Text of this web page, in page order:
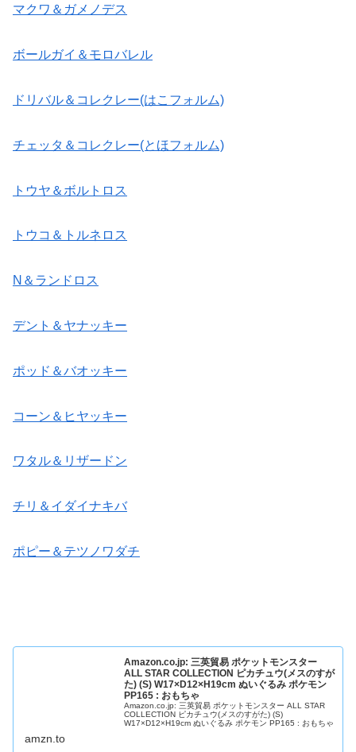
マクワ＆ガメノデス
ボールガイ＆モロバレル
ドリバル＆コレクレー(はこフォルム)
チェッタ＆コレクレー(とほフォルム)
トウヤ＆ボルトロス
トウコ＆トルネロス
N＆ランドロス
デント＆ヤナッキー
ポッド＆バオッキー
コーン＆ヒヤッキー
ワタル＆リザードン
チリ＆イダイナキバ
ポピー＆テツノワダチ
Amazon.co.jp: 三英貿易 ポケットモンスター
ALL STAR COLLECTION ピカチュウ(メスのすが
た) (S) W17×D12×H19cm ぬいぐるみ ポケモン
PP165 : おもちゃ
Amazon.co.jp: 三英貿易 ポケットモンスター ALL STAR
COLLECTION ピカチュウ(メスのすがた) (S)
W17×D12×H19cm ぬいぐるみ ポケモン PP165 : おもちゃ
amzn.to